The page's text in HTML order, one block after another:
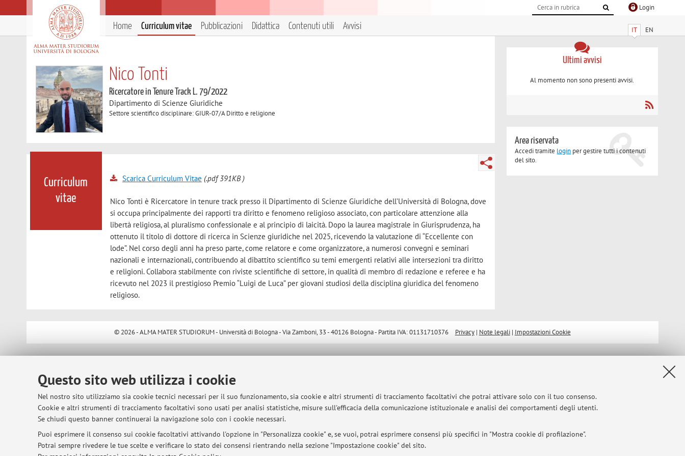
Questo sito web utilizza i cookie
Nel nostro sito utilizziamo sia cookie tecnici necessari per il suo funzionamento, sia cookie e altri strumenti di tracciamento facoltativi che potrai attivare solo con il tuo consenso.
Cookie e altri strumenti di tracciamento facoltativi sono usati per analisi statistiche, misure sull'efficacia della comunicazione istituzionale e analisi dei comportamenti degli utenti.
Se chiudi questo banner continuerai la navigazione solo con i cookie necessari.
Puoi esprimere il consenso sui cookie facoltativi attivando l'opzione in "Personalizza cookie" e, se vuoi, potrai esprimere consensi più specifici in "Mostra cookie di profilazione".
Potrai sempre rivedere le tue scelte e verificare lo stato dei consensi rientrando nella sezione "Impostazione cookie" del sito.
Login
IT EN
Home Curriculum vitae Pubblicazioni Didattica Contenuti utili Avvisi
Nico Tonti
Ricercatore in Tenure Track L. 79/2022
Dipartimento di Scienze Giuridiche
Settore scientifico disciplinare: GIUR-07/A Diritto e religione
Curriculum
vitae
Scarica Curriculum Vitae (.pdf 391KB )
Nico Tonti è Ricercatore in tenure track presso il Dipartimento di Scienze Giuridiche dell’Università di Bologna, dove
si occupa principalmente dei rapporti tra diritto e fenomeno religioso associato, con particolare attenzione alla
libertà religiosa, al pluralismo confessionale e al principio di laicità. Dopo la laurea magistrale in Giurisprudenza, ha
ottenuto il titolo di dottore di ricerca in Scienze giuridiche nel 2025, ricevendo la valutazione di “Eccellente con
lode”. Nel corso degli anni ha preso parte, come relatore e come organizzatore, a numerosi convegni e seminari
nazionali e internazionali, contribuendo al dibattito scientifico su temi emergenti relativi alle intersezioni tra diritto
e religioni. Collabora stabilmente con riviste scientifiche di settore, in qualità di membro di redazione e referee e ha
ricevuto nel 2023 il prestigioso Premio “Luigi de Luca” per giovani studiosi della disciplina giuridica del fenomeno
religioso.
Ultimi avvisi
Al momento non sono presenti avvisi.
Area riservata
Accedi tramite login per gestire tutti i contenuti
del sito.
© 2026 - ALMA MATER STUDIORUM - Università di Bologna - Via Zamboni, 33 - 40126 Bologna - Partita IVA: 01131710376 Privacy| Note legali| Impostazioni Cookie